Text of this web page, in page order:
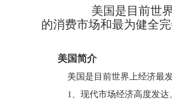
美国是目前世界上
的消费市场和最为健全
美国简介
美国是目前世界上经济最
1、现代市场经济高度发